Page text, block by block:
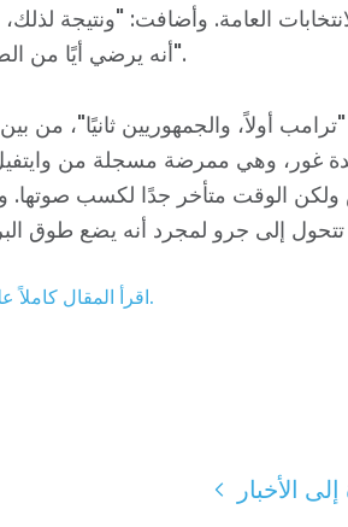
العامة. وأضافت: "ونتيجة لذلك،
أنه يرضي أيًا من الطرفين".
أولاً، والجمهوريين ثانيًا"، من
غور، وهي ممرضة مسجلة من
ولكن الوقت متأخر جدًا لكسب صوتها.
اقرأ المقال كاملاً على الإنترنت هنا.
الأخبار